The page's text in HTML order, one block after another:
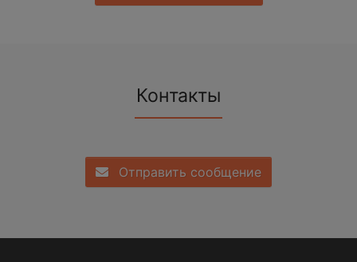
Контакты
Отправить сообщение